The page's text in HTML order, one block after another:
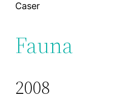
Caser
Fauna
2008